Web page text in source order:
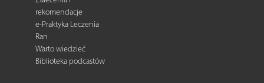
rekomendacje
e-Praktyka Leczenia
Ran
Warto wiedzieć
Biblioteka podcastów